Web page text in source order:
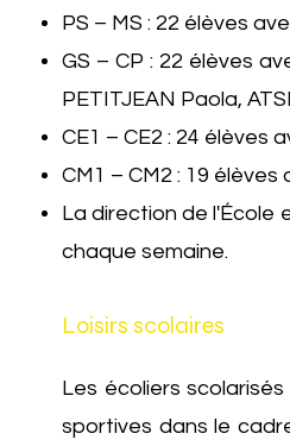
PS – MS : 22 élèves
GS – CP : 22 élèves
PETITJEAN Paola,
CE1 – CE2 : 24 élèves
CM1 – CM2 : 19 élèves
La direction de l'École
chaque semaine.
Loisirs scolaires
Les écoliers
sportives dans le